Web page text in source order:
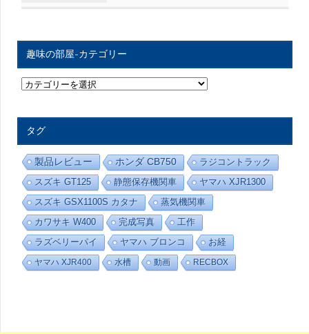
趣味の部屋-カテゴリー
趣
味
屋
カ
テ
ゴ
リ
ー
タグ
製品レビュー ホンダ CB750
ラジコントラック
スズキ GT125
静態保存機関車
ヤマハ XJR1300
スズキ GSX1100S カタナ
蒸気機関車
カワサキ W400
完成写真
工作
ラズベリーパイ
ヤマハ ブロンコ お経
ヤマハ XJR400 水槽 動画 RECBOX